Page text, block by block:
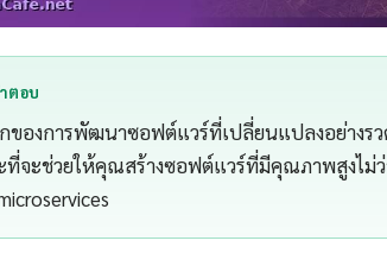
ตอบ
ของการพัฒนาซอฟต์แวร์ที่เปลี่ยนแปลงอย่างรว
จะช่วยให้คุณสร้างซอฟต์แวร์ที่มีคุณภาพสูงไม่ว่